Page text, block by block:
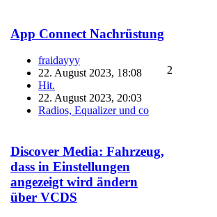
App Connect Nachrüstung
fraidayyy
22. August 2023, 18:08
Hit.
22. August 2023, 20:03
Radios, Equalizer und co
2
Discover Media: Fahrzeug,
dass in Einstellungen
angezeigt wird ändern
über VCDS